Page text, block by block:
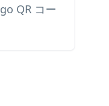
QR コー